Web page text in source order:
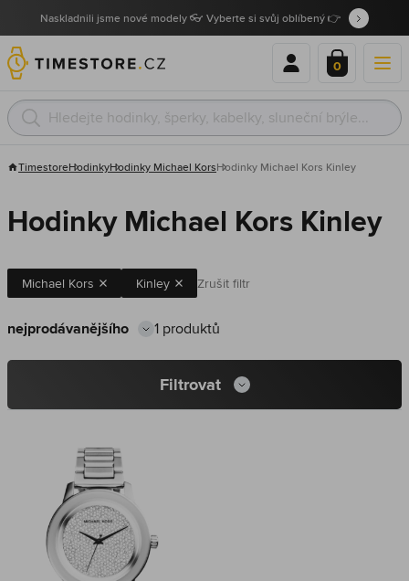
Naskladnili jsme nové modely 👓 Vyberte si svůj oblíbený 👉
0
TimestoreHodinkyHodinky Michael KorsHodinky Michael Kors Kinley
Hodinky Michael Kors Kinley
Michael Kors Kinley Zrušit filtr
1 produktů
Filtrovat